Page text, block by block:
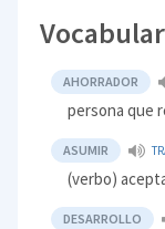
AHORRADOR
persona que
ASUMIR
(verbo)
DESARROLLO